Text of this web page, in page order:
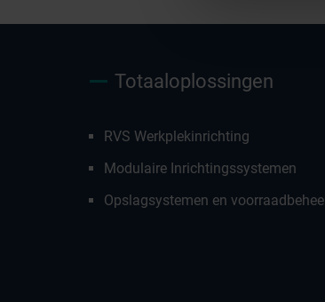
Totaaloplossingen
RVS Werkplekinrichting
Modulaire Inrichtingssystemen
Opslagsystemen en